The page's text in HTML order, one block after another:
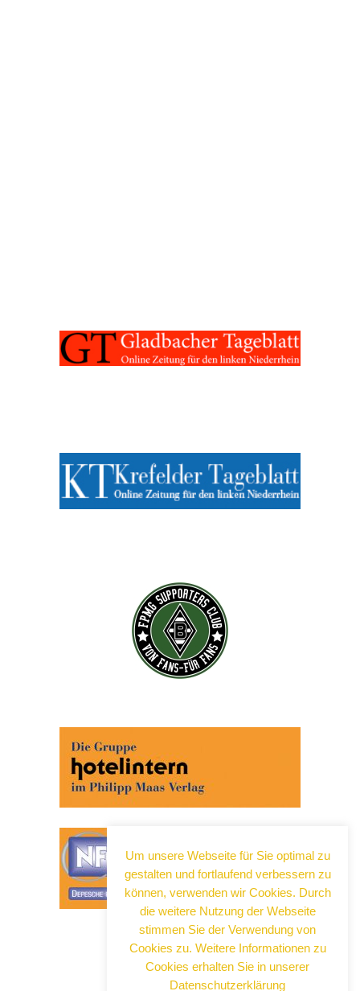
Um unsere Webseite für Sie optimal zu
gestalten und fortlaufend verbessern zu
können, verwenden wir Cookies. Durch
die weitere Nutzung der Webseite
stimmen Sie der Verwendung von
Cookies zu. Weitere Informationen zu
Cookies erhalten Sie in unserer
Datenschutzerklärung